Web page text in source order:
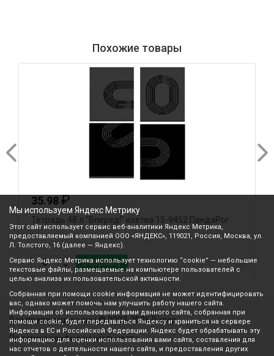
Похожие товары
35.98₽
Тетрадь 48 л "Вперед!" клетка 15-9452 ПандаРог
В корзину
Все права защищены © 2003-2026 Вилор
Политика конфиденциальности
Мы используем Яндекс Метрику
Этот сайт использует сервис веб-аналитики Яндекс Метрика,
предоставляемый компанией ООО «ЯНДЕКС», 119021, Россия, Москва, ул.
Л. Толстого, 16 (далее — Яндекс).
Сервис Яндекс Метрика использует технологию “cookie” — небольшие
текстовые файлы, размещаемые на компьютере пользователей с
целью анализа их пользовательской активности.
Собранная при помощи cookie информация не может идентифицировать
вас, однако может помочь нам улучшить работу нашего сайта.
Информация об использовании вами данного сайта, собранная при
помощи cookie, будет передаваться Яндексу и храниться на сервере
Яндекса в ЕС и Российской Федерации. Яндекс будет обрабатывать эту
информацию для оценки использования вами сайта, составления для
нас отчетов о деятельности нашего сайта, и предоставления других